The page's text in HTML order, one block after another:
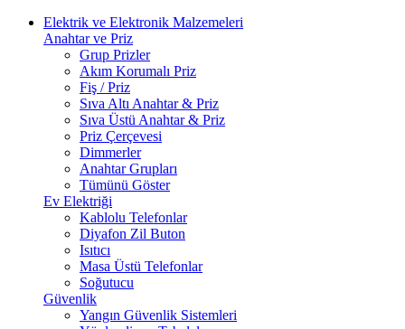
Elektrik ve Elektronik Malzemeleri
Anahtar ve Priz
Grup Prizler
Akım Korumalı Priz
Fiş / Priz
Sıva Altı Anahtar & Priz
Sıva Üstü Anahtar & Priz
Priz Çerçevesi
Dimmerler
Anahtar Grupları
Tümünü Göster
Ev Elektriği
Kablolu Telefonlar
Diyafon Zil Buton
Isıtıcı
Masa Üstü Telefonlar
Soğutucu
Güvenlik
Yangın Güvenlik Sistemleri